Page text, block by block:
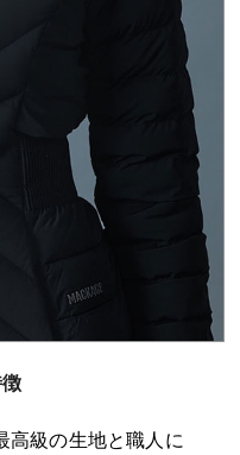
高級の生地と職人に